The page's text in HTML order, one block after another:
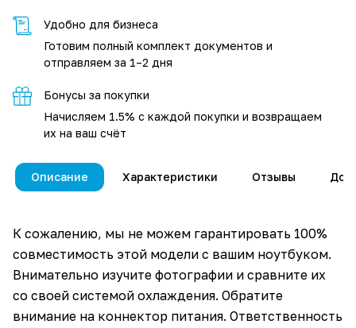
Удобно для бизнеса
Готовим полный комплект документов и
отправляем за 1–2 дня
Бонусы за покупки
Начисляем 1.5% с каждой покупки и возвращаем
их на ваш счёт
Описание Характеристики Отзывы
К сожалению, мы не можем гарантировать 100%
совместимость этой модели с вашим ноутбуком.
Внимательно изучите фотографии и сравните их
со своей системой охлаждения. Обратите
внимание на коннектор питания. Ответственность